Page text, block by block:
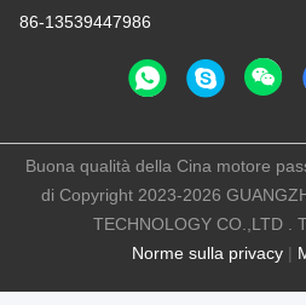
86-13539447986
Norme sulla privacy |
Buona qualità della Cina motore
di Copyright 2023-2026
TECHNOLOGY CO.,LTD .